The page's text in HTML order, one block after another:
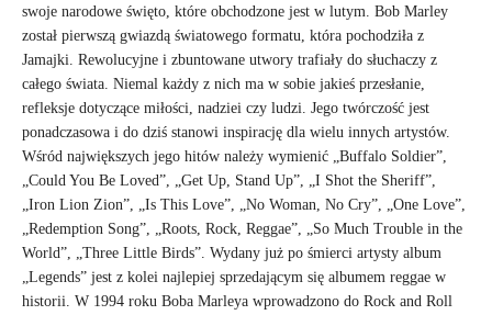
swoje narodowe święto, które obchodzone jest w lutym. Bob Marley
został pierwszą gwiazdą światowego formatu, która pochodziła z
Jamajki. Rewolucyjne i zbuntowane utwory trafiały do słuchaczy z
całego świata. Niemal każdy z nich ma w sobie jakieś przesłanie,
refleksje dotyczące miłości, nadziei czy ludzi. Jego twórczość jest
ponadczasowa i do dziś stanowi inspirację dla wielu innych artystów.
Wśród największych jego hitów należy wymienić „Buffalo Soldier”,
„Could You Be Loved”, „Get Up, Stand Up”, „I Shot the Sheriff”,
„Iron Lion Zion”, „Is This Love”, „No Woman, No Cry”, „One Love”,
„Redemption Song”, „Roots, Rock, Reggae”, „So Much Trouble in the
World”, „Three Little Birds”. Wydany już po śmierci artysty album
„Legends” jest z kolei najlepiej sprzedającym się albumem reggae w
historii. W 1994 roku Boba Marleya wprowadzono do Rock and Roll